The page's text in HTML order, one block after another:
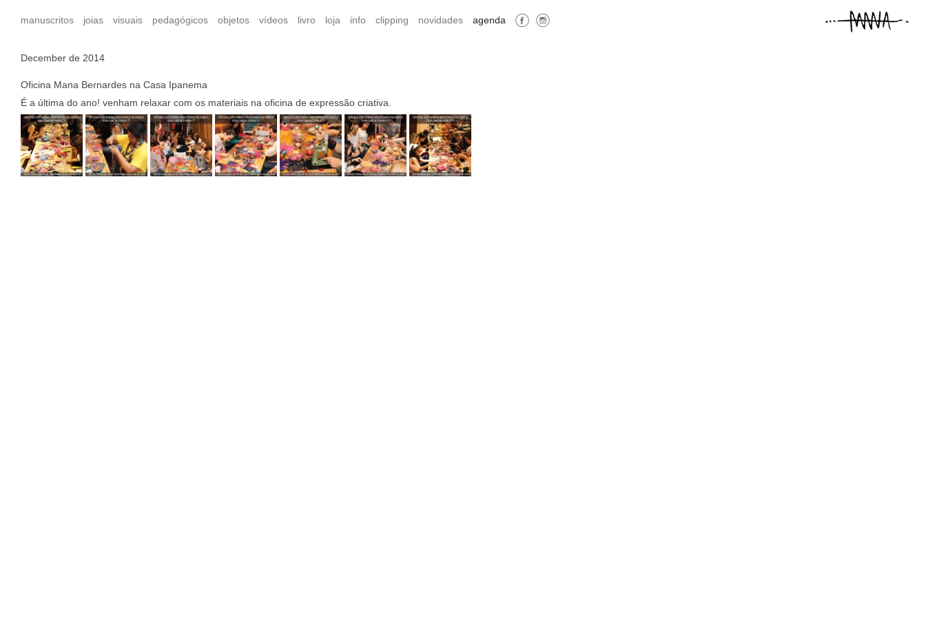
manuscritos joias visuais pedagógicos objetos vídeos livro loja info clipping novidades agenda
December de 2014
Oficina Mana Bernardes na Casa Ipanema
É a última do ano! venham relaxar com os materiais na oficina de expressão criativa.